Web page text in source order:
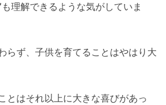
も理解できるような気がしていま
らず、子供を育てることはやはり大
とはそれ以上に大きな喜びがあっ